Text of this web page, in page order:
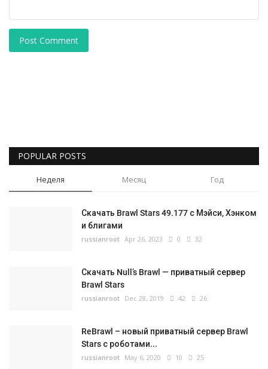
Post Comment
POPULAR POSTS
Неделя Месяц Год
Скачать Brawl Stars 49.177 с Мэйси, Хэнком
и блигами
russianroot Apr 26, 2023 0 32
Скачать Null’s Brawl — приватный сервер
Brawl Stars
russianroot Dec 28, 2019 42 26
ReBrawl – новый приватный сервер Brawl
Stars с роботами...
russianroot May 6, 2020 10 25